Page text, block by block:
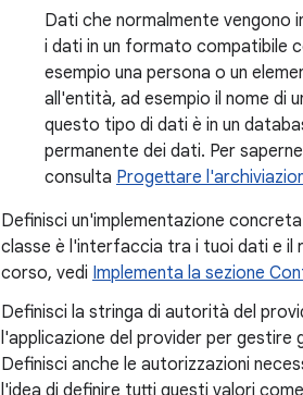
Dati che normalmente vengono
i dati in un formato compatibile
esempio una persona o un
all'entità, ad esempio il nome di
questo tipo di dati è in un
permanente dei dati. Per
consulta Progettare
Definisci un'implementazione
classe è l'interfaccia tra i tuoi dati e il
corso, vedi Implementa la sezione
Definisci la stringa di autorità del
l'applicazione del provider per gestire
Definisci anche le autorizzazioni
l'idea di definire tutti questi valori